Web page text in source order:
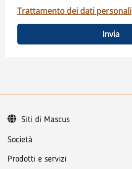
Trattamento dei dati personali
Invia
Società
Prodotti e servizi
Siti di Mascus